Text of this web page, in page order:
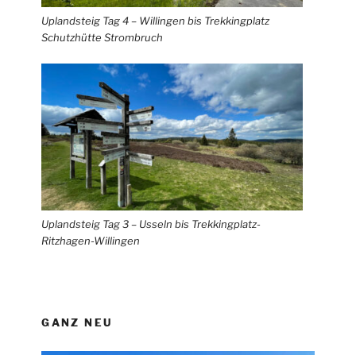
Uplandsteig Tag 4 – Willingen bis Trekkingplatz
Schutzhütte Strombruch
Uplandsteig Tag 3 – Usseln bis Trekkingplatz-
Ritzhagen-Willingen
GANZ NEU